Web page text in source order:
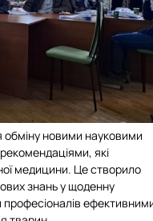
новими науковими
які
медицини. Це створило
знань у щоденну